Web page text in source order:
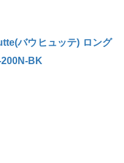
バウヒュッテ) ロング
BK